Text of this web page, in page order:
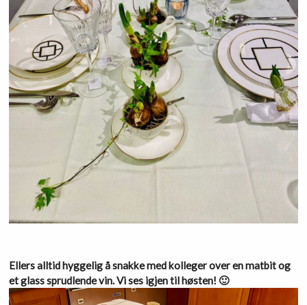
Ellers alltid hyggelig å snakke med kolleger over en matbit og
et glass sprudlende vin. Vi ses igjen til høsten! 🙂